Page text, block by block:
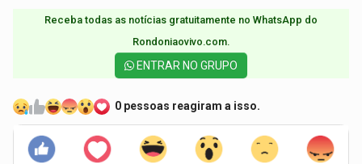
Receba todas as notícias gratuitamente no WhatsApp do
Rondoniaovivo.com.​
ENTRAR NO GRUPO
0 pessoas reagiram a isso.